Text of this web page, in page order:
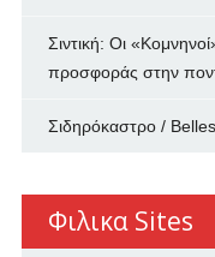
Σιντική: Οι
προσφοράς στην
Σιδηρόκαστρο /
Φιλικα Sites